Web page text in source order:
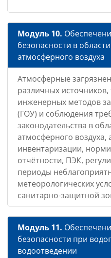
Модуль 10.
безопасности в
атмосферного воздуха
Атмосферные
различных
инженерных методов
(ГОУ) и соблюдения
законодательства в
атмосферного воздуха,
инвентаризации,
отчётности, ПЭК,
периоды
метеорологических
санитарно-защитной
Модуль 11.
безопасности при
водоотведении